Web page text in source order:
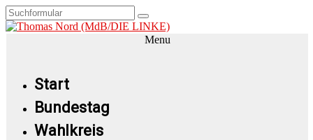
Menu
Start
Bundestag
Wahlkreis